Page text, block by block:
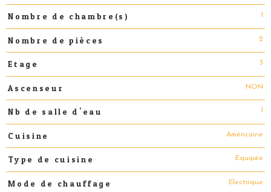
Nombre de chambre(s)
Nombre de pièces 2
Etage 3
Ascenseur NON
Nb de salle d'eau
Cuisine Américaine
Type de cuisine Equipée
Mode de chauffage Electrique